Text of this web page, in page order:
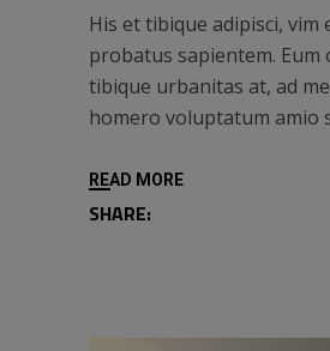
His et tibique adipisci, vim
probatus sapientem. Eum
tibique urbanitas at, ad
homero voluptatum amio
READ MORE
SHARE: